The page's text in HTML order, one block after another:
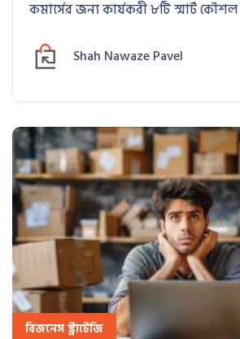
কমার্সের জন্য কার্যকরী ৮টি স্মার্ট কৌশল
মাধ্যমে ডেলিভারি সফলতা ৬০% বাড়ান।
Shah Nawaze Pavel
বিজনেস স্ট্রাটেজি